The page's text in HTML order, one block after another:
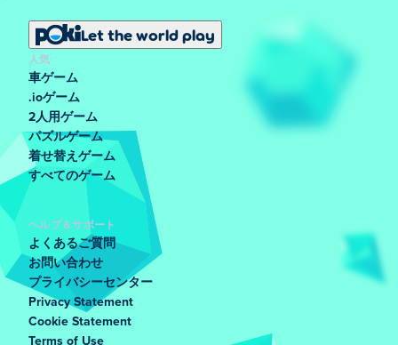
Let the world play
人気
車ゲーム
.ioゲーム
2人用ゲーム
パズルゲーム
着せ替えゲーム
すべてのゲーム
ヘルプ＆サポート
よくあるご質問
お問い合わせ
プライバシーセンター
Privacy Statement
Cookie Statement
Terms of Use